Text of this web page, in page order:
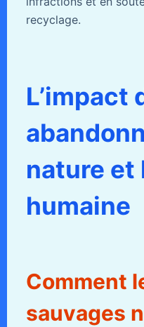
recyclage.
L’impact
nature et
humaine
Comment
sauvages